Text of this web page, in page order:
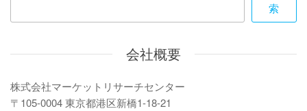
ン
索
会社概要
株式会社マーケットリサーチセンター
〒105-0004 東京都港区新橋1-18-21